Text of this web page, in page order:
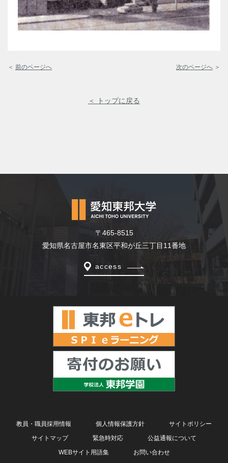
＜ 前のページへ 次のページへ ＞
＜ トップに戻る
〒465-8515
愛知県名古屋市名東区平和が丘三丁目11番地
access
教員・職員採用情報 個人情報保護方針
サイトポリシー
サイトマップ
緊急時対応
公益通報について
WEBサイト用語集
お問い合わせ